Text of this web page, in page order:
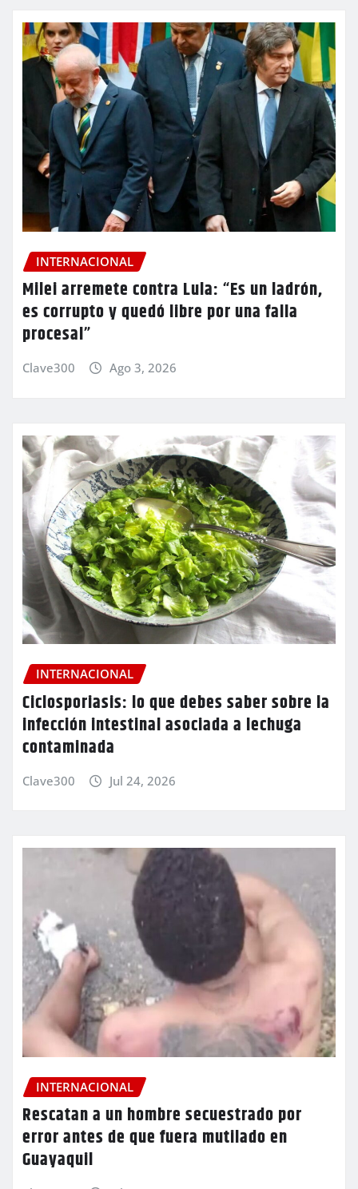
INTERNACIONAL
Milei arremete contra Lula: “Es un ladrón,
es corrupto y quedó libre por una falla
procesal”
Clave300 Ago 3, 2026
INTERNACIONAL
Ciclosporiasis: lo que debes saber sobre la
infección intestinal asociada a lechuga
contaminada
Clave300 Jul 24, 2026
INTERNACIONAL
Rescatan a un hombre secuestrado por
error antes de que fuera mutilado en
Guayaquil